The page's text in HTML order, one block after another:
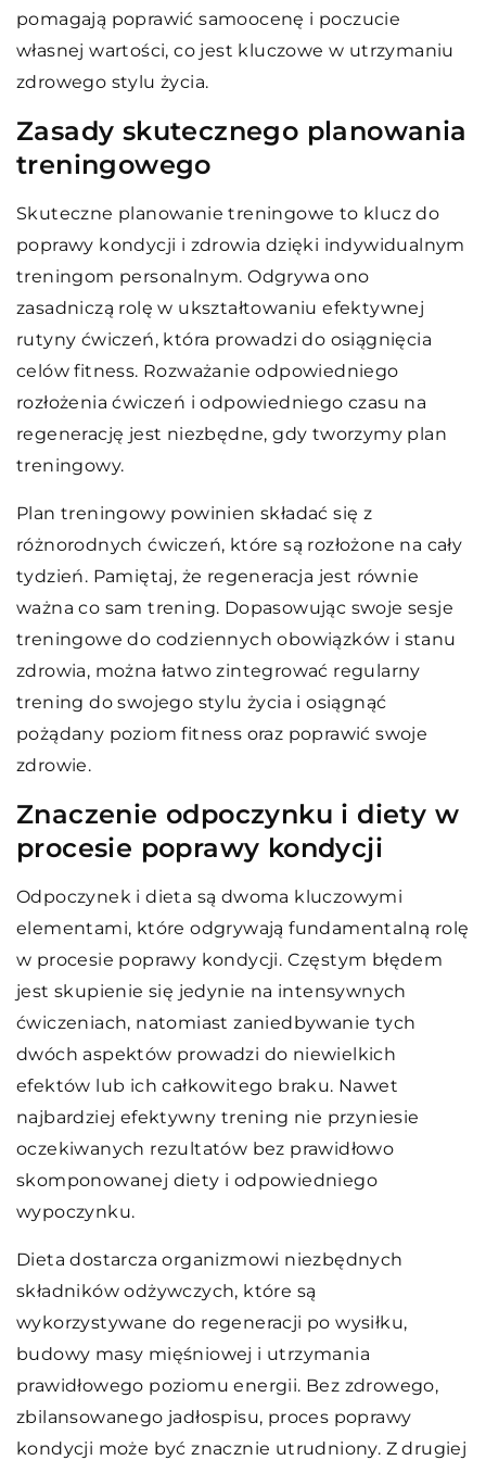
pomagają poprawić samoocenę i poczucie
własnej wartości, co jest kluczowe w utrzymaniu
zdrowego stylu życia.
Zasady skutecznego planowania
treningowego
Skuteczne planowanie treningowe to klucz do
poprawy kondycji i zdrowia dzięki indywidualnym
treningom personalnym. Odgrywa ono
zasadniczą rolę w ukształtowaniu efektywnej
rutyny ćwiczeń, która prowadzi do osiągnięcia
celów fitness. Rozważanie odpowiedniego
rozłożenia ćwiczeń i odpowiedniego czasu na
regenerację jest niezbędne, gdy tworzymy plan
treningowy.
Plan treningowy powinien składać się z
różnorodnych ćwiczeń, które są rozłożone na cały
tydzień. Pamiętaj, że regeneracja jest równie
ważna co sam trening. Dopasowując swoje sesje
treningowe do codziennych obowiązków i stanu
zdrowia, można łatwo zintegrować regularny
trening do swojego stylu życia i osiągnąć
pożądany poziom fitness oraz poprawić swoje
zdrowie.
Znaczenie odpoczynku i diety w
procesie poprawy kondycji
Odpoczynek i dieta są dwoma kluczowymi
elementami, które odgrywają fundamentalną rolę
w procesie poprawy kondycji. Częstym błędem
jest skupienie się jedynie na intensywnych
ćwiczeniach, natomiast zaniedbywanie tych
dwóch aspektów prowadzi do niewielkich
efektów lub ich całkowitego braku. Nawet
najbardziej efektywny trening nie przyniesie
oczekiwanych rezultatów bez prawidłowo
skomponowanej diety i odpowiedniego
wypoczynku.
Dieta dostarcza organizmowi niezbędnych
składników odżywczych, które są
wykorzystywane do regeneracji po wysiłku,
budowy masy mięśniowej i utrzymania
prawidłowego poziomu energii. Bez zdrowego,
zbilansowanego jadłospisu, proces poprawy
kondycji może być znacznie utrudniony. Z drugiej